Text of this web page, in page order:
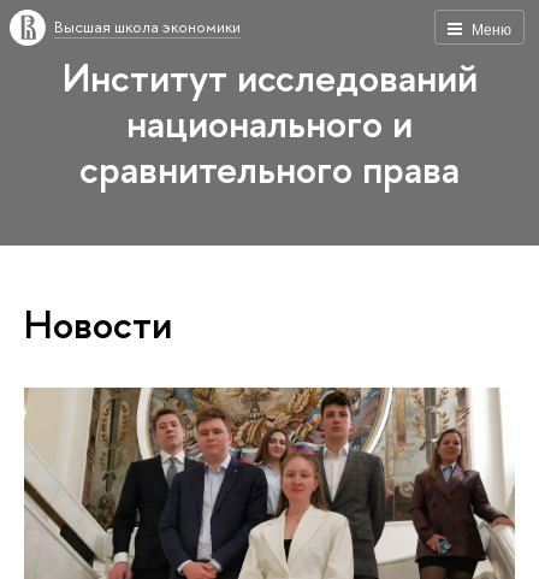
Меню
Высшая школа экономики
Институт исследований
национального и
сравнительного права
Новости